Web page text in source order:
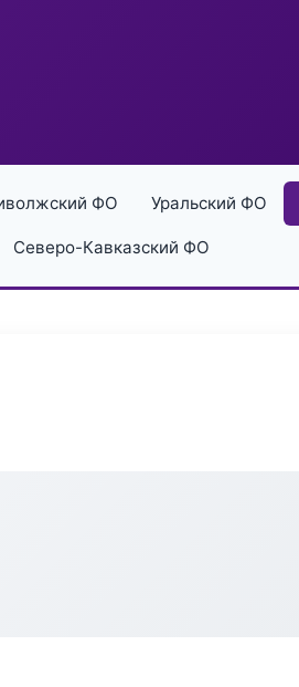
ФО Уральский ФО
Северо-Кавказский ФО